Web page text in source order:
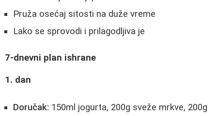
Pruža osećaj sitosti na duže vreme
Lako se sprovodi i prilagodljiva je
7-dnevni plan ishrane
1. dan
Doručak: 150ml jogurta, 200g sveže mrkve, 200g